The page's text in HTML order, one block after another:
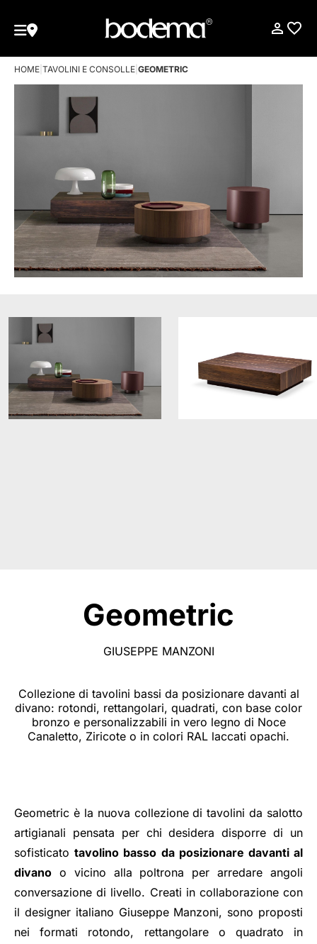
HOME TAVOLINI E CONSOLLE GEOMETRIC
Geometric
GIUSEPPE MANZONI
Collezione di tavolini bassi da posizionare davanti al
divano: rotondi, rettangolari, quadrati, con base color
bronzo e personalizzabili in vero legno di Noce
Canaletto, Ziricote o in colori RAL laccati opachi.
Geometric è la nuova collezione di tavolini da salotto
artigianali pensata per chi desidera disporre di un
sofisticatotavolino basso da posizionare davanti al
divano o vicino alla poltrona per arredare angoli
conversazione di livello. Creati in collaborazione con
il designer italiano Giuseppe Manzoni, sono proposti
nei formati rotondo, rettangolare o quadrato in